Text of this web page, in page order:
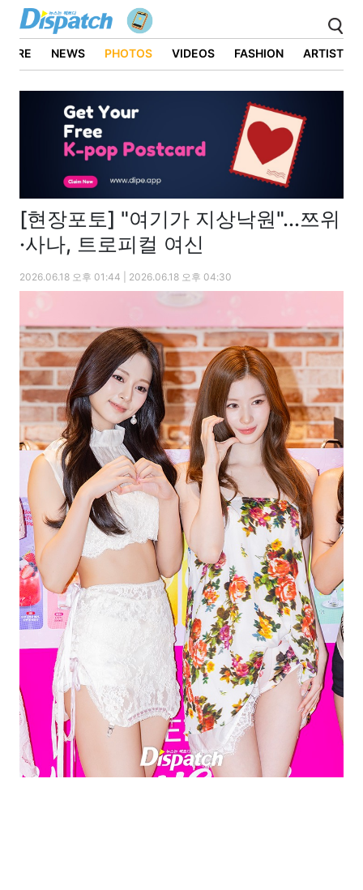
NEWS PHOTOS VIDEOS FASHION ARTIST
[현장포토] "여기가 지상낙원"...쯔위
·사나, 트로피컬 여신
2026.06.18 오후 01:44 | 2026.06.18 오후 04:30